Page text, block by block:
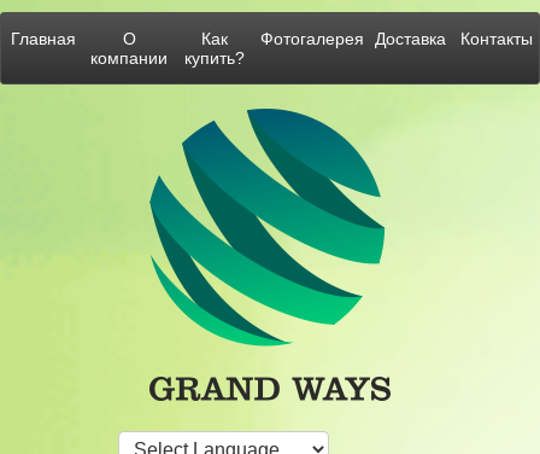
Главная
О
компании
Как
купить?
Фотогалерея Доставка Контакты